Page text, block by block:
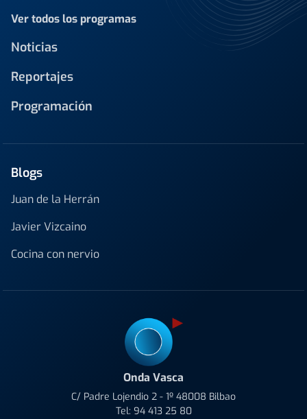
Ver todos los programas
Noticias
Reportajes
Programación
Blogs
Juan de la Herrán
Javier Vizcaino
Cocina con nervio
Onda Vasca
C/ Padre Lojendio 2 - 1º 48008 Bilbao
Tel: 94 413 25 80